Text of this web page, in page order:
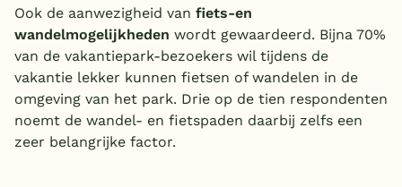
Ook de aanwezigheid van fiets-en
wandelmogelijkheden wordt gewaardeerd. Bijna 70%
van de vakantiepark-bezoekers wil tijdens de
vakantie lekker kunnen fietsen of wandelen in de
omgeving van het park. Drie op de tien respondenten
noemt de wandel- en fietspaden daarbij zelfs een
zeer belangrijke factor.